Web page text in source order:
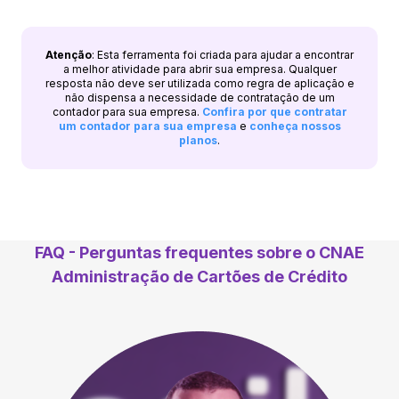
Atenção: Esta ferramenta foi criada para ajudar a encontrar
a melhor atividade para abrir sua empresa. Qualquer
resposta não deve ser utilizada como regra de aplicação e
não dispensa a necessidade de contratação de um
contador para sua empresa. Confira por que contratar
um contador para sua empresa e conheça nossos
planos.
FAQ - Perguntas frequentes sobre o CNAE
Administração de Cartões de Crédito